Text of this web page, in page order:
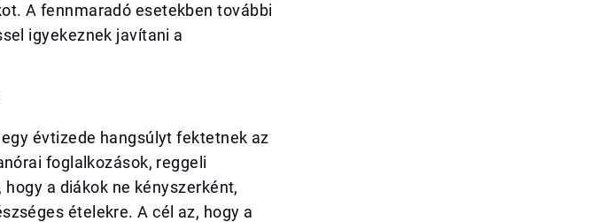
A fennmaradó esetekben további
igyekeznek javítani a
évtizede hangsúlyt fektetnek az
foglalkozások, reggeli
a diákok ne kényszerként,
ételekre. A cél az, hogy a